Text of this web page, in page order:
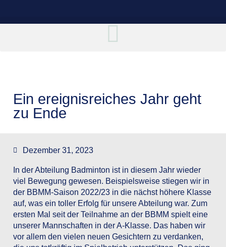
Ein ereignisreiches Jahr geht
zu Ende
Dezember 31, 2023
In der Abteilung Badminton ist in diesem Jahr wieder
viel Bewegung gewesen. Beispielsweise stiegen wir in
der BBMM-Saison 2022/23 in die nächst höhere Klasse
auf, was ein toller Erfolg für unsere Abteilung war. Zum
ersten Mal seit der Teilnahme an der BBMM spielt eine
unserer Mannschaften in der A-Klasse. Das haben wir
vor allem den vielen neuen Gesichtern zu verdanken,